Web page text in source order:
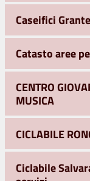
Caseifici
Catasto aree
CENTRO
MUSICA
CICLABILE
Ciclabile